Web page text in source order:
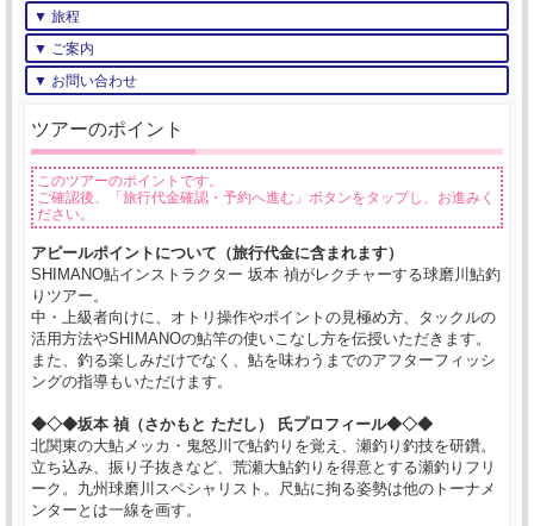
▼ 旅程
▼ ご案内
▼ お問い合わせ
ツアーのポイント
このツアーのポイントです。
ご確認後、「旅行代金確認・予約へ進む」ボタンをタップし、お進みく
ださい。
アピールポイントについて（旅行代金に含まれます）
SHIMANO鮎インストラクター 坂本 禎がレクチャーする球磨川鮎釣
りツアー。
中・上級者向けに、オトリ操作やポイントの見極め方、タックルの
活用方法やSHIMANOの鮎竿の使いこなし方を伝授いただきます。
また、釣る楽しみだけでなく、鮎を味わうまでのアフターフィッシ
ングの指導もいただけます。
◆◇◆坂本 禎（さかもと ただし） 氏プロフィール◆◇◆
北関東の大鮎メッカ・鬼怒川で鮎釣りを覚え、瀬釣り釣技を研鑽。
立ち込み、振り子抜きなど、荒瀬大鮎釣りを得意とする瀬釣りフリ
ーク。九州球磨川スペシャリスト。尺鮎に拘る姿勢は他のトーナメ
ンターとは一線を画す。